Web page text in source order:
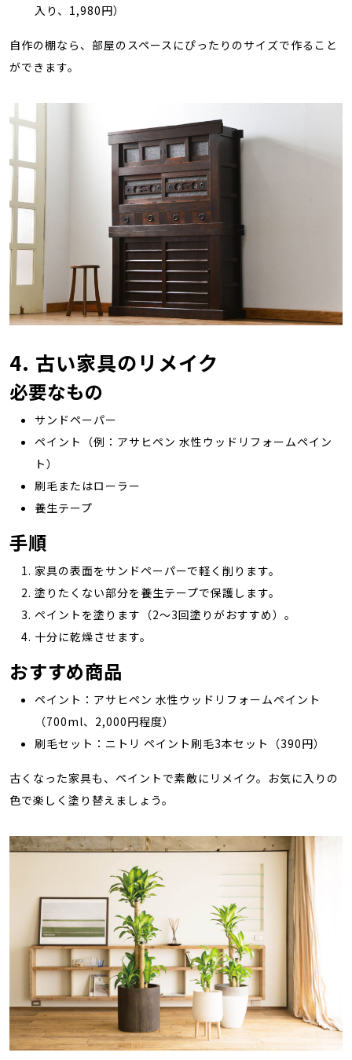
入り、1,980円）
自作の棚なら、部屋のスペースにぴったりのサイズで作ること
ができます。
4. 古い家具のリメイク
必要なもの
サンドペーパー
ペイント（例：アサヒペン 水性ウッドリフォームペイン
ト）
刷毛またはローラー
養生テープ
手順
家具の表面をサンドペーパーで軽く削ります。
塗りたくない部分を養生テープで保護します。
ペイントを塗ります（2～3回塗りがおすすめ）。
十分に乾燥させます。
おすすめ商品
ペイント：アサヒペン 水性ウッドリフォームペイント
（700ml、2,000円程度）
刷毛セット：ニトリ ペイント刷毛3本セット（390円）
古くなった家具も、ペイントで素敵にリメイク。お気に入りの
色で楽しく塗り替えましょう。